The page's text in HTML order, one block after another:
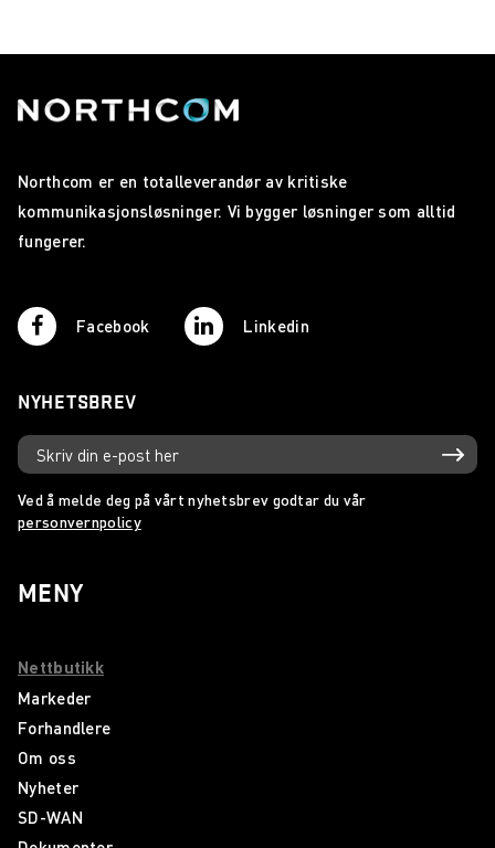
Northcom er en totalleverandør av kritiske
kommunikasjonsløsninger. Vi bygger løsninger som alltid
fungerer.
Facebook Linkedin
NYHETSBREV
Ved å melde deg på vårt nyhetsbrev godtar du vår
personvernpolicy
MENY
Nettbutikk
Markeder
Forhandlere
Om oss
Nyheter
SD-WAN